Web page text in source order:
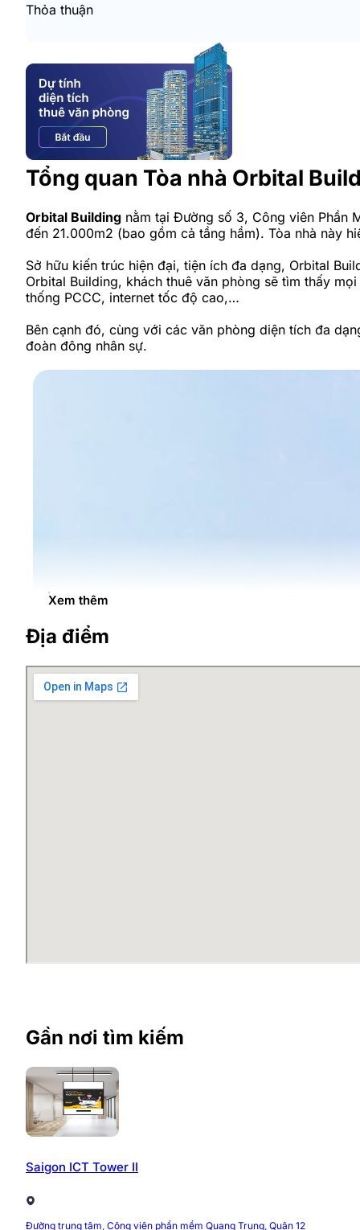
Thỏa thuận
Tổng quan Tòa nhà Orbital
Orbital Building nằm tại Đường số 3, Công viên Phần
đến 21.000m2 (bao gồm cả tầng hầm). Tòa nhà này
Sở hữu kiến trúc hiện đại, tiện ích đa dạng, Orbital
Orbital Building, khách thuê văn phòng sẽ tìm thấy
thống PCCC, internet tốc độ cao,…
Bên cạnh đó, cùng với các văn phòng diện tích đa
đoàn đông nhân sự.
Tòa nhà Orbital Building sở hữu nhiều ưu điểm nổi
Xem thêm
Địa điểm
Gần nơi tìm kiếm
Saigon ICT Tower II
Đường trung tâm, Công viên phần mềm Quang Trung, Quận 12